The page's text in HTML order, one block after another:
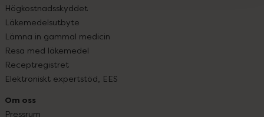
Högkostnadsskyddet
Läkemedelsutbyte
Lämna in gammal medicin
Resa med läkemedel
Receptregistret
Elektroniskt expertstöd, EES
Om oss
Pressrum